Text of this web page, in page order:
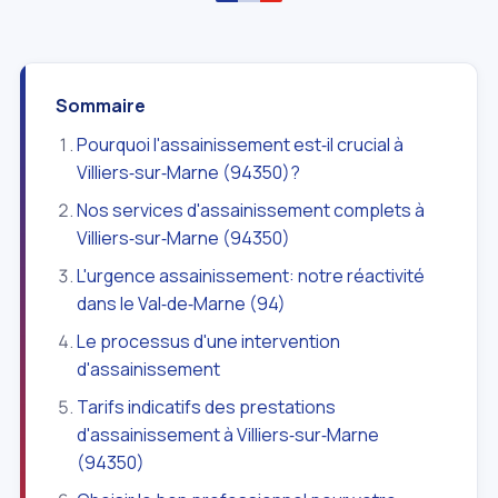
Sommaire
Pourquoi l'assainissement est‑il crucial à
Villiers‑sur‑Marne (94350)?
Nos services d'assainissement complets à
Villiers‑sur‑Marne (94350)
L'urgence assainissement: notre réactivité
dans le Val‑de‑Marne (94)
Le processus d'une intervention
d'assainissement
Tarifs indicatifs des prestations
d'assainissement à Villiers‑sur‑Marne
(94350)